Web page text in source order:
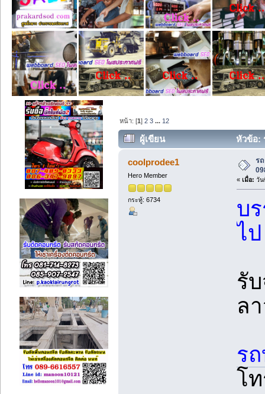
หน้า: [1]2 3 ... 12
ผู้เขียน หัวข้อ:
coolprodee1
Hero Member
กระทู้: 6734
ร
« เมื่อ: วัน
บ
ไ
รั
ล
ร
โ